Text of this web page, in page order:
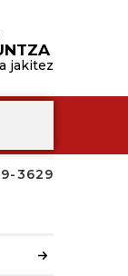
jakitez
3629